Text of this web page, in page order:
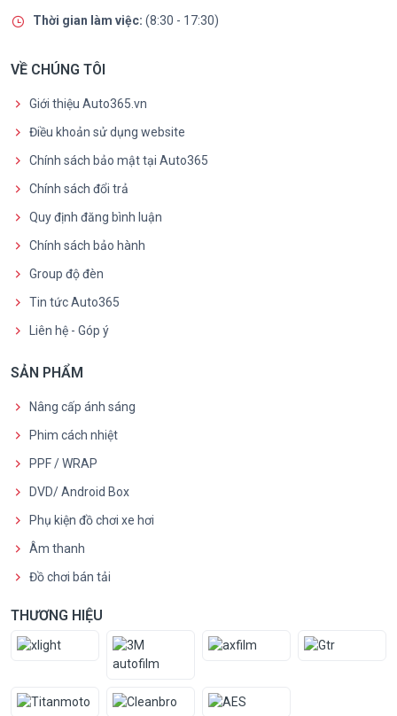
Thời gian làm việc: (8:30 - 17:30)
VỀ CHÚNG TÔI
Giới thiệu Auto365.vn
Điều khoản sử dụng website
Chính sách bảo mật tại Auto365
Chính sách đổi trả
Quy định đăng bình luận
Chính sách bảo hành
Group độ đèn
Tin tức Auto365
Liên hệ - Góp ý
SẢN PHẨM
Nâng cấp ánh sáng
Phim cách nhiệt
PPF / WRAP
DVD/ Android Box
Phụ kiện đồ chơi xe hơi
Âm thanh
Đồ chơi bán tải
THƯƠNG HIỆU